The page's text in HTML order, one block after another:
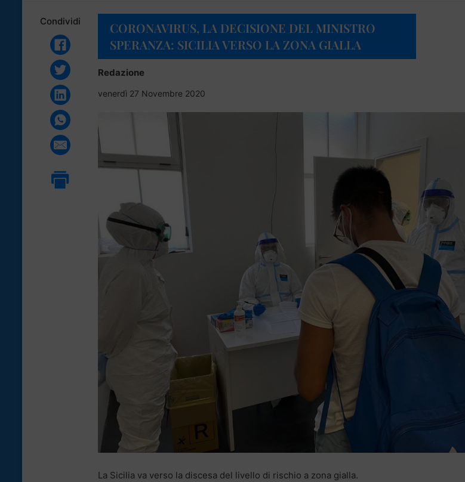
Condividi
CORONAVIRUS, LA DECISIONE DEL MINISTRO
SPERANZA: SICILIA VERSO LA ZONA GIALLA
Redazione
venerdì 27 Novembre 2020
La Sicilia va verso la discesa del livello di rischio a zona gialla.